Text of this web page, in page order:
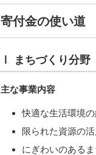
寄付金の使い道
Ⅰ まちづくり分野
主な事業内容
快適な生活環境の
限られた資源の
にぎわいのある